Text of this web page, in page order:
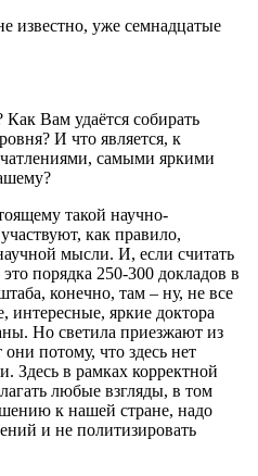
известно, уже семнадцатые
Вам удаётся собирать
И что является, к
самыми яркими
такой научно-
как правило,
мысли. И, если считать
порядка 250-300 докладов в
конечно, там – ну, не все
интересные, яркие доктора
Но светила приезжают из
потому, что здесь нет
Здесь в рамках корректной
любые взгляды, в том
к нашей стране, надо
и не политизировать